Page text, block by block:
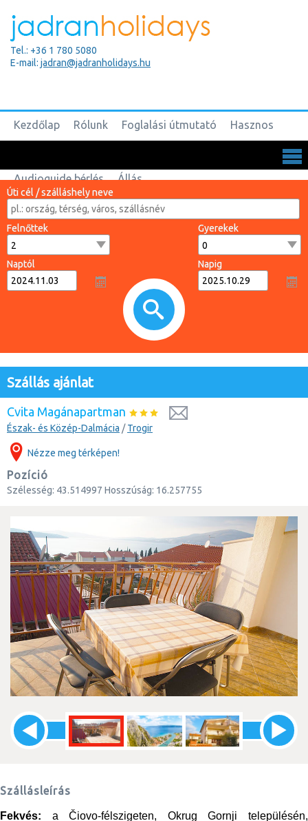
Tel.: +36 1 780 5080
E-mail: jadran@jadranholidays.hu
Kezdőlap Rólunk Foglalási útmutató Hasznos
Audioguide bérlés Állás
Úti cél / szálláshely neve
Felnőttek Gyerekek
Naptól Napig
Szállás ajánlat
Cvita Magánapartman
Észak- és Közép-Dalmácia /Trogir
Nézze meg térképen!
Pozíció
Szélesség: 43.514997 Hosszúság: 16.257755
Szállásleírás
Fekvés: a Čiovo-félszigeten, Okrug Gornji településén,